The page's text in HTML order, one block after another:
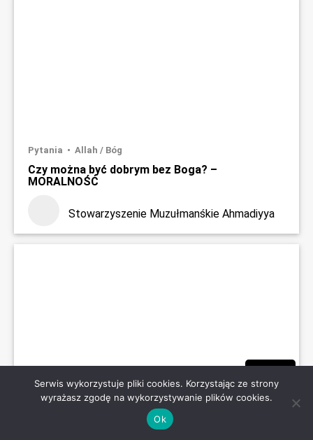
Pytania Allah / Bóg
Czy można być dobrym bez Boga? –
MORALNOŚĆ
Stowarzyszenie Muzułmanśkie Ahmadiyya
Filmy Grzechy
Piękna modlitwa z Koranu #4 – Przebaczenia
UDOSTĘPNIJ
Serwis wykorzystuje pliki cookies. Korzystając ze strony
wyrażasz zgodę na wykorzystywanie plików cookies.
Ok